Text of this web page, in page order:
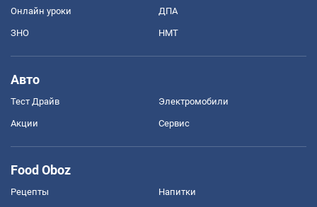
Онлайн уроки ДПА
ЗНО НМТ
Авто
Тест Драйв Электромобили
Акции Сервис
Food Oboz
Рецепты Напитки